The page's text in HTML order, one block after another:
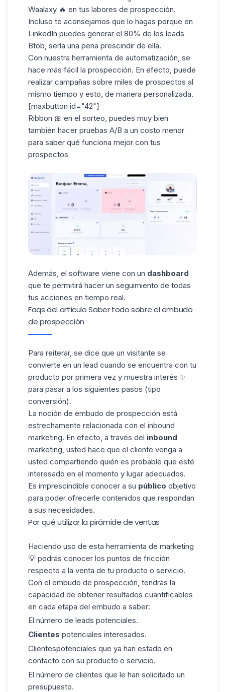
Waalaxy 🔥 en tus labores de prospección.
Incluso te aconsejamos que lo hagas porque en
LinkedIn puedes generar el 80% de los leads
Btob, sería una pena prescindir de ella.
Con nuestra herramienta de automatización, se
hace más fácil la prospección. En efecto, puede
realizar campañas sobre miles de prospectos al
mismo tiempo y esto, de manera personalizada.
[maxbutton id="42"]
Ribbon 🎀 en el sorteo, puedes muy bien
también hacer pruebas A/B a un costo menor
para saber qué funciona mejor con tus
prospectos
Además, el software viene con un dashboard
que te permitirá hacer un seguimiento de todas
tus acciones en tiempo real.
Faqs del artículo Saber todo sobre el embudo
de prospección
Para reiterar, se dice que un visitante se
convierte en un lead cuando se encuentra con tu
producto por primera vez y muestra interés ✨
para pasar a los siguientes pasos (tipo
conversión).
La noción de embudo de prospección está
estrechamente relacionada con el inbound
marketing. En efecto, a través del inbound
marketing, usted hace que el cliente venga a
usted compartiendo quién es probable que esté
interesado en el momento y lugar adecuados.
Es imprescindible conocer a su público objetivo
para poder ofrecerle contenidos que respondan
a sus necesidades.
Por qué utilizar la pirámide de ventas
Haciendo uso de esta herramienta de marketing
💡 podrás conocer los puntos de fricción
respecto a la venta de tu producto o servicio.
Con el embudo de prospección, tendrás la
capacidad de obtener resultados cuantificables
en cada etapa del embudo a saber:
El número de leads potenciales.
Clientes potenciales interesados.
Clientespotenciales que ya han estado en
contacto con su producto o servicio.
El número de clientes que le han solicitado un
presupuesto.